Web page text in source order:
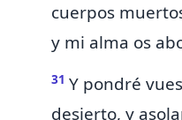
cuerpos
y mi alma os
31 Y pondré
desierto, y